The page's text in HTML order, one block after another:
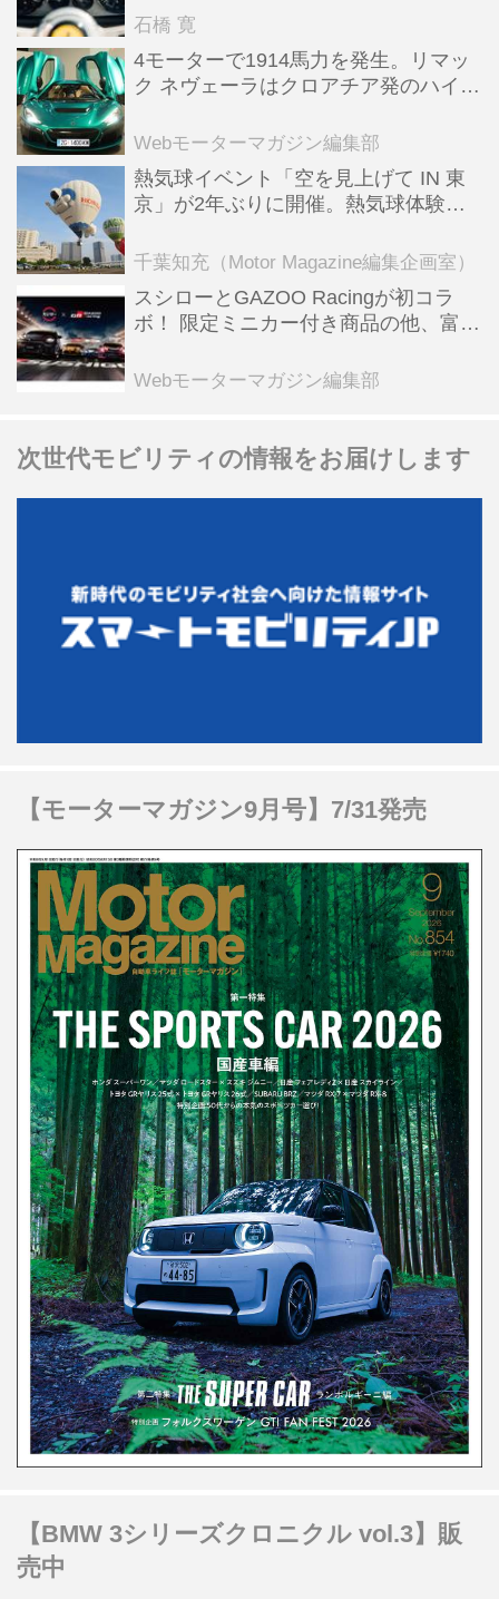
石橋 寛
4モーターで1914馬力を発生。リマッ
ク ネヴェーラはクロアチア発のハイパ
全版／115】
Webモーターマガジン編集部
熱気球イベント「空を見上げて IN 東
京」が2年ぶりに開催。熱気球体験搭
ンテンツも
千葉知充（Motor Magazine編集企画室）
スシローとGAZOO Racingが初コラ
ボ！ 限定ミニカー付き商品の他、富士
る抽選企画などを展開
Webモーターマガジン編集部
次世代モビリティの情報をお届けします
【モーターマガジン9月号】7/31発売
【BMW 3シリーズクロニクル vol.3】販
売中